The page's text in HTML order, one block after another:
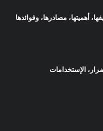
الإستخدامات